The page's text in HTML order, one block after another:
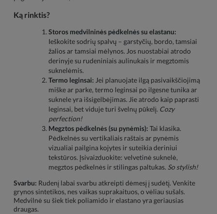
Ką rinktis?
Storos medvilninės pėdkelnės su elastanu:
Ieškokite sodrių spalvų – garstyčių, bordo, tamsiai
žalios ar tamsiai mėlynos. Jos nuostabiai atrodo
derinyje su rudeniniais aulinukais ir megztomis
suknelėmis.
Termo leginsai: Jei planuojate ilgą pasivaikščiojimą
miške ar parke, termo leginsai po ilgesne tunika ar
suknele yra išsigelbėjimas. Jie atrodo kaip paprasti
leginsai, bet viduje turi švelnų pūkelį. Cozy
perfection!
Megztos pėdkelnės (su pynėmis): Tai klasika.
Pėdkelnės su vertikaliais raštais ar pynėmis
vizualiai pailgina kojytes ir suteikia deriniui
tekstūros. Įsivaizduokite: velvetinė suknelė,
megztos pėdkelnės ir stilingas paltukas. So stylish!
Svarbu: Rudenį labai svarbu atkreipti dėmesį į sudėtį. Venkite
grynos sintetikos, nes vaikas suprakaituos, o vėliau sušals.
Medvilnė su šiek tiek poliamido ir elastano yra geriausias
draugas.